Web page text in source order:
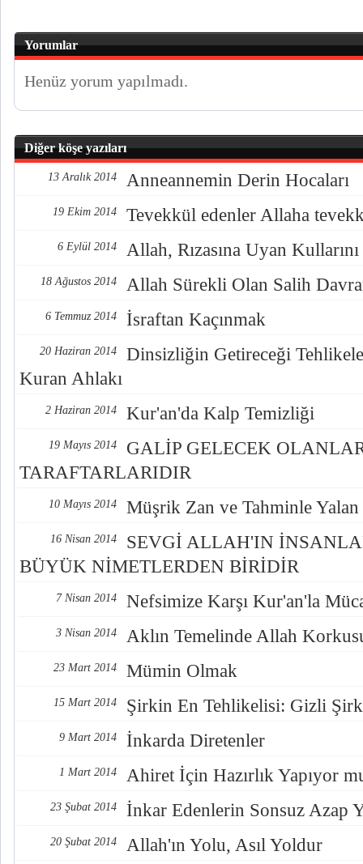
Yorumlar
Henüz yorum yapılmadı.
Diğer köşe yazıları
13 Aralık 2014 Anneannemin Derin Hocaları
19 Ekim 2014 Tevekkül edenler Allaha
6 Eylül 2014 Allah, Rızasına Uyan
18 Ağustos 2014 Allah Sürekli Olan Salih
6 Temmuz 2014 İsraftan Kaçınmak
20 Haziran 2014
Dinsizliğin Getireceği
Kuran Ahlakı
2 Haziran 2014 Kur'an'da Kalp Temizliği
19 Mayıs 2014
GALİP GELECEK
TARAFTARLARIDIR
10 Mayıs 2014 Müşrik Zan ve Tahminle
16 Nisan 2014
SEVGİ ALLAH'IN
BÜYÜK NİMETLERDEN BİRİDİR
7 Nisan 2014 Nefsimize Karşı Kur'an'la
3 Nisan 2014 Aklın Temelinde Allah
23 Mart 2014 Mümin Olmak
15 Mart 2014 Şirkin En Tehlikelisi: Gizli Şirk
9 Mart 2014 İnkarda Diretenler
1 Mart 2014 Ahiret İçin Hazırlık Yapıyor
23 Şubat 2014 İnkar Edenlerin Sonsuz Azap
20 Şubat 2014 Allah'ın Yolu, Asıl Yoldur